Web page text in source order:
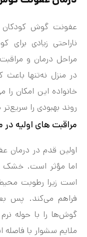
عفونت گوش کودکان
ناراحتی زیادی برای
مراحل درمان و
در منزل نه‌تنها
خانواده این امکان
روند بهبودی را
مراقبت های اولیه
اولین قدم در درمان
اما مؤثر است. خشک
است زیرا رطوبت
فراهم می‌کند. پس
گوش‌ها را با حوله
ملایم سشوار با فاصله